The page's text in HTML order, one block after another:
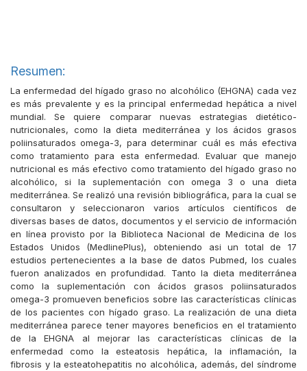
Resumen:
La enfermedad del hígado graso no alcohólico (EHGNA) cada vez
es más prevalente y es la principal enfermedad hepática a nivel
mundial. Se quiere comparar nuevas estrategias dietético-
nutricionales, como la dieta mediterránea y los ácidos grasos
poliinsaturados omega-3, para determinar cuál es más efectiva
como tratamiento para esta enfermedad. Evaluar que manejo
nutricional es más efectivo como tratamiento del hígado graso no
alcohólico, si la suplementación con omega 3 o una dieta
mediterránea. Se realizó una revisión bibliográfica, para la cual se
consultaron y seleccionaron varios artículos científicos de
diversas bases de datos, documentos y el servicio de información
en línea provisto por la Biblioteca Nacional de Medicina de los
Estados Unidos (MedlinePlus), obteniendo asi un total de 17
estudios pertenecientes a la base de datos Pubmed, los cuales
fueron analizados en profundidad. Tanto la dieta mediterránea
como la suplementación con ácidos grasos poliinsaturados
omega-3 promueven beneficios sobre las características clínicas
de los pacientes con hígado graso. La realización de una dieta
mediterránea parece tener mayores beneficios en el tratamiento
de la EHGNA al mejorar las características clínicas de la
enfermedad como la esteatosis hepática, la inflamación, la
fibrosis y la esteatohepatitis no alcohólica, además, del síndrome